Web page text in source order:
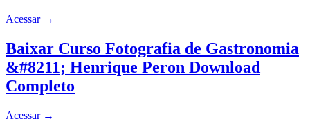
Acessar →
Baixar Curso Fotografia de Gastronomia
&#8211; Henrique Peron Download
Completo
Acessar →